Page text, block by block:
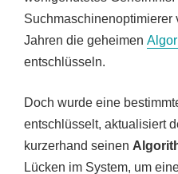
Suchmaschinenoptimierer
Jahren die geheimen
entschlüsseln.
Doch wurde eine
entschlüsselt, aktualisiert
kurzerhand seinen
Lücken im System, um